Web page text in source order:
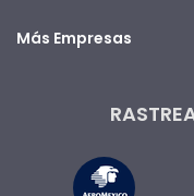
Más Empresas